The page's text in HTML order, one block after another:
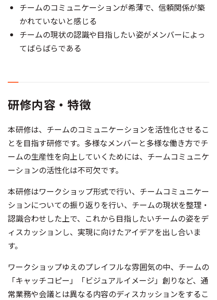
チームのコミュニケーションが希薄で、信頼関係が築
かれていないと感じる
チームの現状の認識や目指したい姿がメンバーによっ
てばらばらである
研修内容・特徴
本研修は、チームのコミュニケーションを活性化させるこ
とを目指す研修です。多様なメンバーと多様な働き方でチ
ームの生産性を向上していくためには、チームコミュニケ
ーションの活性化は不可欠です。
本研修はワークショップ形式で行い、チームコミュニケー
ションについての振り返りを行い、チームの現状を整理・
認識合わせした上で、これから目指したいチームの姿をデ
ィスカッションし、実現に向けたアイデアを出し合いま
す。
ワークショップゆえのプレイフルな雰囲気の中、チームの
「キャッチコピー」「ビジュアルイメージ」創りなど、通
常業務や会議とは異なる内容のディスカッションをするこ